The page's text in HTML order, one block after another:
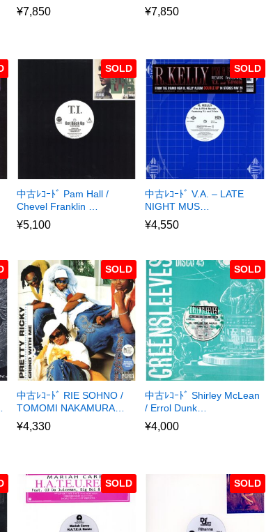
¥7,850 ¥7,850
SOLD
中古ﾚｺｰﾄﾞ Pam Hall /
Chevel Franklin …
¥5,100
SOLD
中古ﾚｺｰﾄﾞ V.A. – LATE
NIGHT MUS…
¥4,550
SOLD
中古ﾚｺｰﾄﾞ RIE SOHNO /
TOMOMI NAKAMURA…
¥4,330
SOLD
中古ﾚｺｰﾄﾞ Shirley McLean
/ Errol Dunk…
¥4,000
SOLD SOLD